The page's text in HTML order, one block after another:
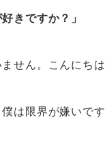
きですか？」
せん。こんにち
は限界が嫌いで